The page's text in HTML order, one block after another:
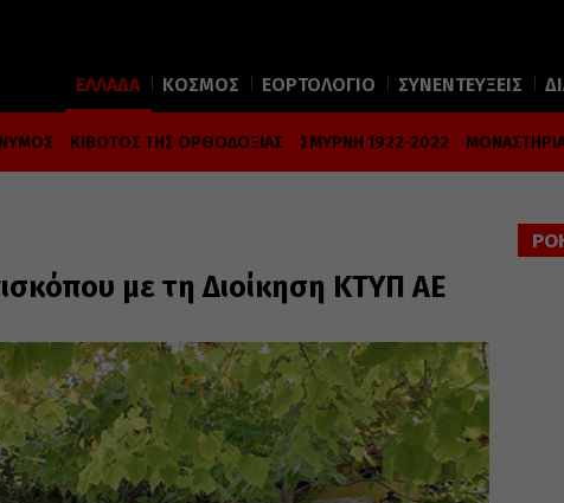
ΕΛΛΑΔΑ ΚΟΣΜΟΣ ΕΟΡΤΟΛΟΓΙΟ ΣΥΝΕΝΤΕΥΞΕΙΣ
ΚΙΒΩΤΟΣ ΤΗΣ ΟΡΘΟΔΟΞΙΑΣ ΣΜΥΡΝΗ 1922-2022
με τη Διοίκηση ΚΤΥΠ ΑΕ